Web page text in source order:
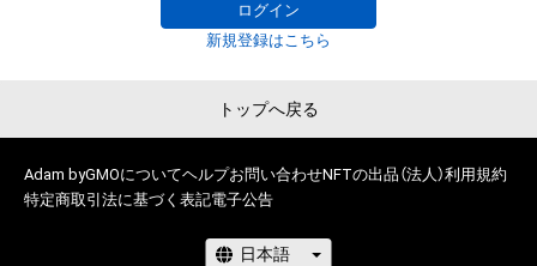
ログイン
新規登録はこちら
トップへ戻る
Adam byGMOについてヘルプお問い合わせNFTの出品（法人）利用規約
特定商取引法に基づく表記電子公告